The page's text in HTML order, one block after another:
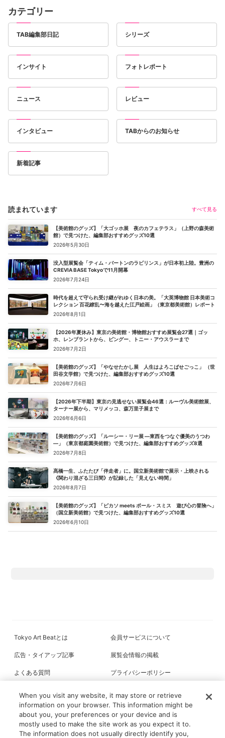
カテゴリー
TAB編集部日記 シリーズ
インサイト フォトレポート
ニュース レビュー
インタビュー TABからのお知らせ
新着記事
読まれています すべて見る
【美術館のグッズ】「大ゴッホ展 夜のカフェテラス」（上野の森美術
館）で見つけた、編集部おすすめグッズ10選
2026年5月30日
没入型展覧会「ティム・バートンのラビリンス」が日本初上陸。豊洲の
CREVIA BASE Tokyoで11月開幕
2026年7月24日
時代を超えて守られ受け継がれゆく日本の美。「大英博物館 日本美術コ
レクション 百花繚乱〜海を越えた江戸絵画」（東京都美術館）レポート
2026年8月1日
【2026年夏休み】東京の美術館・博物館おすすめ展覧会27選｜ゴッ
ホ、レンブラントから、ピングー、トニー・アウスラーまで
2026年7月2日
【美術館のグッズ】「やなせたかし展 人生はよろこばせごっこ」 （世
田谷文学館）で見つけた、編集部おすすめグッズ10選
2026年7月6日
【2026年下半期】東京の見逃せない展覧会46選：ルーヴル美術館展、
ターナー展から、マリメッコ、森万里子展まで
2026年6月6日
【美術館のグッズ】「ルーシー・リー展 ―東西をつなぐ優美のうつわ
―」（東京都庭園美術館）で見つけた、編集部おすすめグッズ8選
2026年7月8日
髙橋一生、ふたたび「伴走者」に。国立新美術館で展示・上映される
《関わり混ざる三日間》が記録した「見えない時間」
2026年8月7日
【美術館のグッズ】「ピカソ meets ポール・スミス 遊び心の冒険へ」
（国立新美術館）で見つけた、編集部おすすめグッズ10選
2026年6月10日
Tokyo Art Beatとは 会員サービスについて
広告・タイアップ記事 展覧会情報の掲載
よくある質問 プライバシーポリシー
All content on this site is © its respective owner(s). Tokyo Art Beat (2004-
When you visit any website, it may store or retrieve
information on your browser. This information might be
about you, your preferences or your device and is
mostly used to make the site work as you expect it to.
The information does not usually directly identify you,